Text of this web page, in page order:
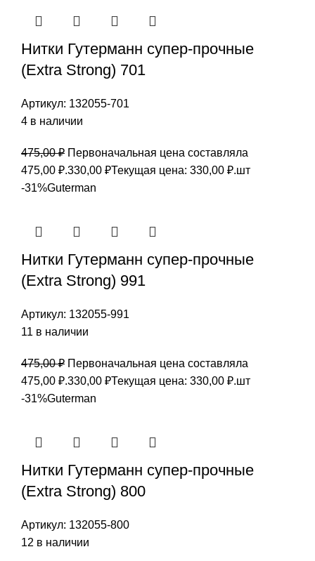
Нитки Гутерманн супер-прочные
(Extra Strong) 701
Артикул: 132055-701
4 в наличии
475,00₽ Первоначальная цена составляла
475,00 ₽.330,00 ₽Текущая цена: 330,00 ₽.шт
-31%Guterman
Нитки Гутерманн супер-прочные
(Extra Strong) 991
Артикул: 132055-991
11 в наличии
475,00₽ Первоначальная цена составляла
475,00 ₽.330,00 ₽Текущая цена: 330,00 ₽.шт
-31%Guterman
Нитки Гутерманн супер-прочные
(Extra Strong) 800
Артикул: 132055-800
12 в наличии